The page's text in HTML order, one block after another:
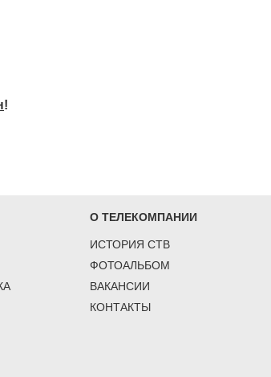
!
О ТЕЛЕКОМПАНИИ
ИСТОРИЯ СТВ
ФОТОАЛЬБОМ
ВАКАНСИИ
КОНТАКТЫ